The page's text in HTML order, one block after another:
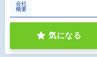
会社
概要
気になる